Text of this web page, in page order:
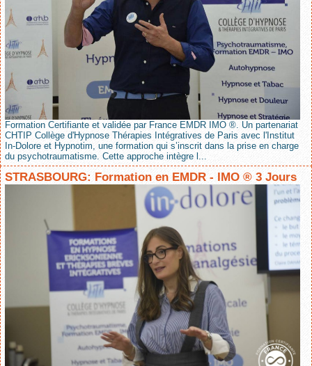
Formation Certifiante et validée par France EMDR IMO ®. Un partenariat
CHTIP Collège d'Hypnose Thérapies Intégratives de Paris avec l'Institut
In-Dolore et Hypnotim, une formation qui s’inscrit dans la prise en charge
du psychotraumatisme. Cette approche intègre l...
STRASBOURG: Formation en EMDR - IMO ® 3 Jours